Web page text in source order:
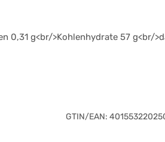
g<br/>Kohlenhydrate 57 g<br/
GTIN/EAN: